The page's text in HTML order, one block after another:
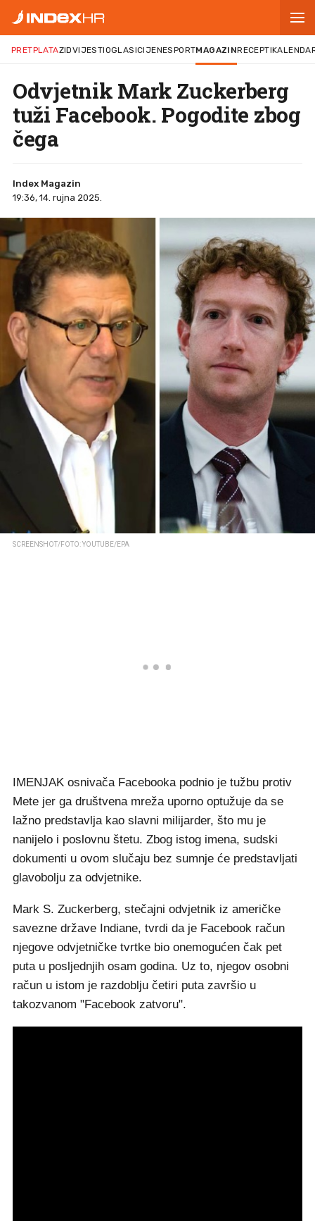
PRETPLATAZIDVIJESTIOGLASICIJENESPORTMAGAZINRECEPTI
Odvjetnik Mark Zuckerberg
tuži Facebook. Pogodite zbog
čega
Index Magazin
19:36, 14. rujna 2025.
SCREENSHOT/FOTO: YOUTUBE/EPA
IMENJAK osnivača Facebooka podnio je tužbu protiv
Mete jer ga društvena mreža uporno optužuje da se
lažno predstavlja kao slavni milijarder, što mu je
nanijelo i poslovnu štetu. Zbog istog imena, sudski
dokumenti u ovom slučaju bez sumnje će predstavljati
glavobolju za odvjetnike.
Mark S. Zuckerberg, stečajni odvjetnik iz američke
savezne države Indiane, tvrdi da je Facebook račun
njegove odvjetničke tvrtke bio onemogućen čak pet
puta u posljednjih osam godina. Uz to, njegov osobni
račun u istom je razdoblju četiri puta završio u
takozvanom "Facebook zatvoru".